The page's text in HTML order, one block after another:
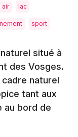
air lac
sport
situé à
des Vosges.
cadre naturel
tant aux
au bord de
Effacer les dates
Autre